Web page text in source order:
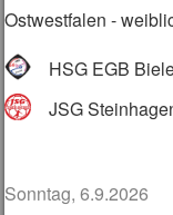
Ostwestfalen -
HSG EGB
JSG
Sonntag, 6.9.2026